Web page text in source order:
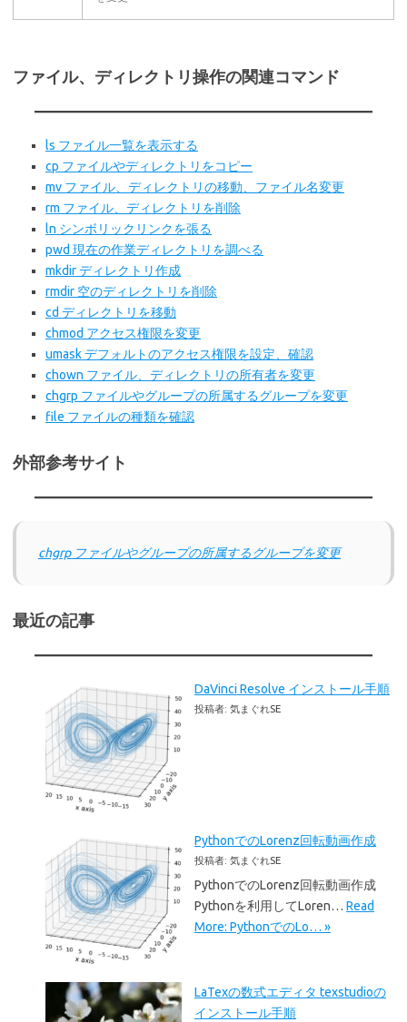
ファイル、ディレクトリ操作の関連コマンド
ls ファイル一覧を表示する
cp ファイルやディレクトリをコピー
mv ファイル、ディレクトリの移動、ファイル名変更
rm ファイル、ディレクトリを削除
ln シンボリックリンクを張る
pwd 現在の作業ディレクトリを調べる
mkdir ディレクトリ作成
rmdir 空のディレクトリを削除
cd ディレクトリを移動
chmod アクセス権限を変更
umask デフォルトのアクセス権限を設定、確認
chown ファイル、ディレクトリの所有者を変更
chgrp ファイルやグループの所属するグループを変更
file ファイルの種類を確認
外部参考サイト
chgrp ファイルやグループの所属するグループを変更
最近の記事
DaVinci Resolve インストール手順
投稿者: 気まぐれSE
PythonでのLorenz回転動画作成
投稿者: 気まぐれSE
PythonでのLorenz回転動画作成
Pythonを利用してLoren… Read
More: PythonでのLo… »
LaTexの数式エディタ texstudioの
インストール手順